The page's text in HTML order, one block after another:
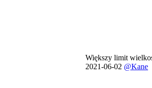
Większy limit
2021-06-02 @Kane